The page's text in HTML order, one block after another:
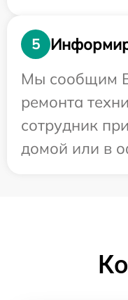
5
Мы сообщим
ремонта
сотрудник
домой или в